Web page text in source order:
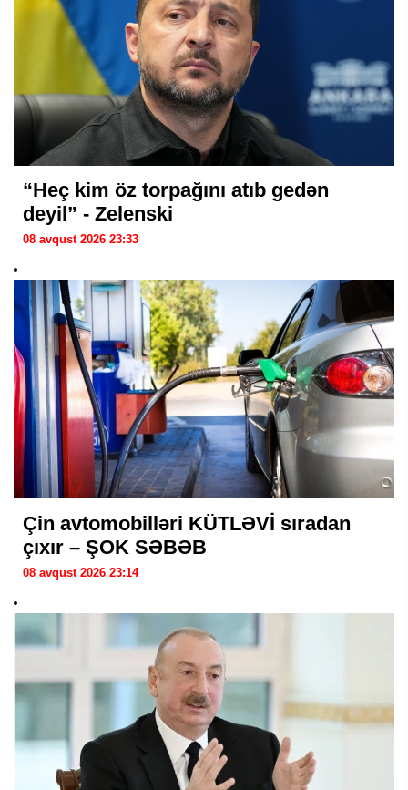
“Heç kim öz torpağını atıb gedən
deyil” - Zelenski
08 avqust 2026 23:33
Çin avtomobilləri KÜTLƏVİ sıradan
çıxır – ŞOK SƏBƏB
08 avqust 2026 23:14